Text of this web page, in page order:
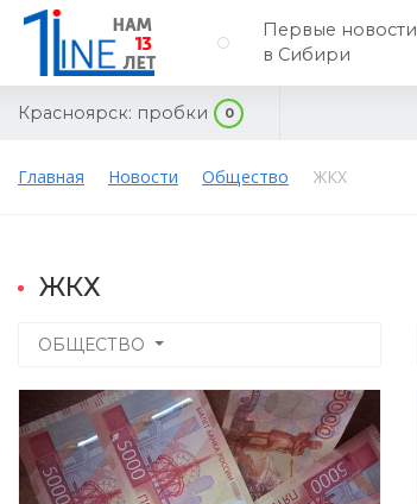
Первые новости
в Сибири
Красноярск: пробки 0
Главная Новости Общество ЖКХ
ЖКХ
ОБЩЕСТВО